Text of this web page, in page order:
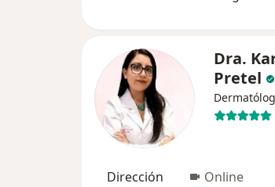
Dra.
Pretel
Dirección Online